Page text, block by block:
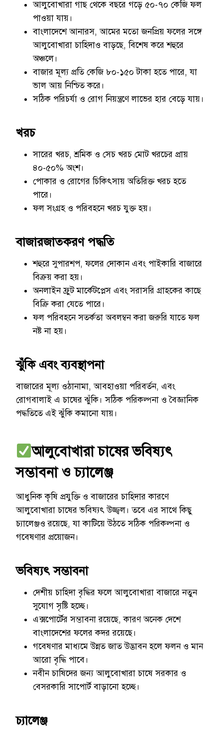
আলুবোখারা গাছ থেকে বছরে গড়ে ৫০-৭০ কেজি ফল
পাওয়া যায়।
বাংলাদেশে আনারস, আমের মতো জনপ্রিয় ফলের সঙ্গে
আলুবোখারা চাহিদাও বাড়ছে, বিশেষ করে শহুরে
অঞ্চলে।
বাজার মূল্য প্রতি কেজি ৮০-১৫০ টাকা হতে পারে, যা
ভাল আয় নিশ্চিত করে।
সঠিক পরিচর্যা ও রোগ নিয়ন্ত্রণে লাভের হার বেড়ে যায়।
খরচ
সারের খরচ, শ্রমিক ও সেচ খরচ মোট খরচের প্রায়
৪০-৫০% অংশ।
পোকার ও রোগের চিকিৎসায় অতিরিক্ত খরচ হতে
পারে।
ফল সংগ্রহ ও পরিবহনে খরচ যুক্ত হয়।
বাজারজাতকরণ পদ্ধতি
শহুরে সুপারশপ, ফলের দোকান এবং পাইকারি বাজারে
বিক্রয় করা হয়।
অনলাইন ফ্রুট মার্কেটপ্লেস এবং সরাসরি গ্রাহকের কাছে
বিক্রি করা যেতে পারে।
ফল পরিবহনে সতর্কতা অবলম্বন করা জরুরি যাতে ফল
নষ্ট না হয়।
ঝুঁকি এবং ব্যবস্থাপনা
বাজারের মূল্য ওঠানামা, আবহাওয়া পরিবর্তন, এবং
রোগবালাই এ চাষের ঝুঁকি। সঠিক পরিকল্পনা ও বৈজ্ঞানিক
পদ্ধতিতে এই ঝুঁকি কমানো যায়।
আলুবোখারা চাষের ভবিষ্যৎ
সম্ভাবনা ও চ্যালেঞ্জ
আধুনিক কৃষি প্রযুক্তি ও বাজারের চাহিদার কারণে
আলুবোখারা চাষের ভবিষ্যৎ উজ্জ্বল। তবে এর সাথে কিছু
চ্যালেঞ্জও রয়েছে, যা কাটিয়ে উঠতে সঠিক পরিকল্পনা ও
গবেষণার প্রয়োজন।
ভবিষ্যৎ সম্ভাবনা
দেশীয় চাহিদা বৃদ্ধির ফলে আলুবোখারা বাজারে নতুন
সুযোগ সৃষ্টি হচ্ছে।
এক্সপোর্টের সম্ভাবনা রয়েছে, কারণ অনেক দেশে
বাংলাদেশের ফলের কদর রয়েছে।
গবেষণার মাধ্যমে উন্নত জাত উদ্ভাবন হলে ফলন ও মান
আরো বৃদ্ধি পাবে।
নবীন চাষিদের জন্য আলুবোখারা চাষে সরকার ও
বেসরকারি সাপোর্ট বাড়ানো হচ্ছে।
চ্যালেঞ্জ